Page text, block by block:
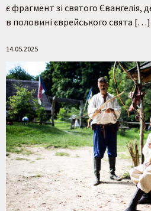
є фрагмент зі святого Євангелія,
в половині єврейського свята […]
14.05.2025